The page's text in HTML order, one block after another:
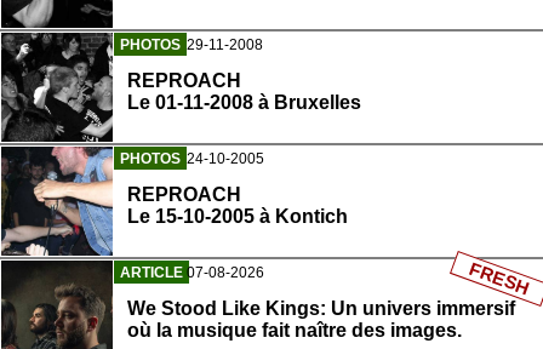
PHOTOS 29-11-2008
REPROACH
Le 01-11-2008 à Bruxelles
PHOTOS 24-10-2005
REPROACH
Le 15-10-2005 à Kontich
ARTICLE 07-08-2026
We Stood Like Kings: Un univers immersif
où la musique fait naître des images.
FRESH